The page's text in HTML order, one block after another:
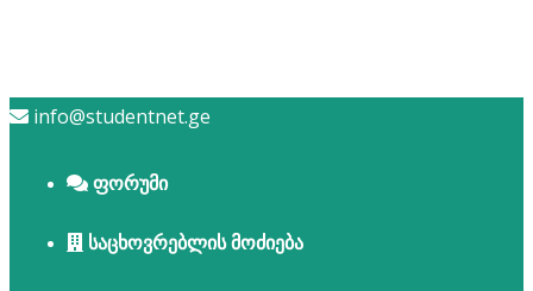
info@studentnet.ge
ფორუმი
საცხოვრებლის მოძიება